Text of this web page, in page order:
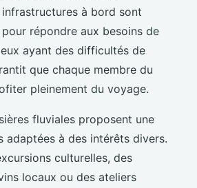
à bord sont
répondre aux besoins de
ayant des difficultés de
que chaque membre du
pleinement du voyage.
fluviales proposent une
adaptées à des intérêts divers.
culturelles, des
locaux ou des ateliers